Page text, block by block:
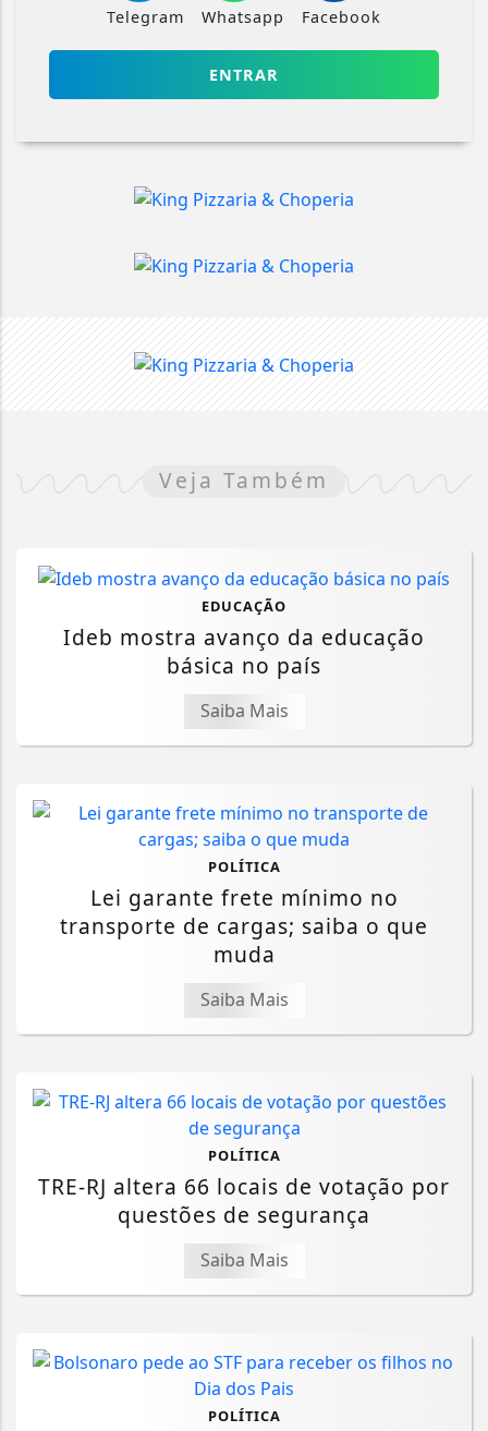
Telegram Whatsapp Facebook
ENTRAR
Veja Também
EDUCAÇÃO
Ideb mostra avanço da educação
básica no país
Saiba Mais
POLÍTICA
Lei garante frete mínimo no
transporte de cargas; saiba o que
muda
Saiba Mais
POLÍTICA
TRE-RJ altera 66 locais de votação por
questões de segurança
Saiba Mais
POLÍTICA